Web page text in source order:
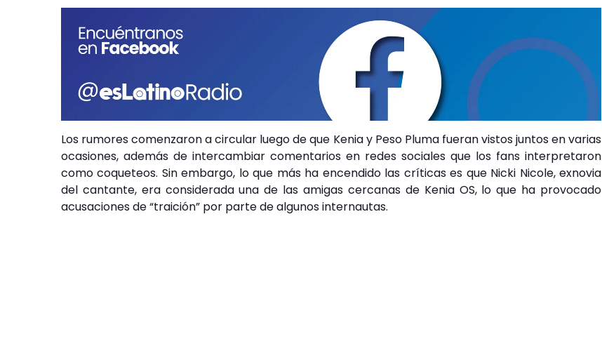
Los rumores comenzaron a circular luego de que Kenia y Peso Pluma fueran vistos juntos en varias
ocasiones, además de intercambiar comentarios en redes sociales que los fans interpretaron
como coqueteos. Sin embargo, lo que más ha encendido las críticas es que Nicki Nicole, exnovia
del cantante, era considerada una de las amigas cercanas de Kenia OS, lo que ha provocado
acusaciones de “traición” por parte de algunos internautas.